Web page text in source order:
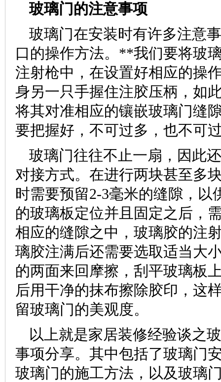
玻璃门的注意事项
玻璃门在安装时有许多注意
口的操作方法。**我们要将玻
注射枪中，在设置好相应的操
身另一只手握住注胶压柄，如
将其对准相应的镶嵌玻璃门缝
要把握好，不可过多，也不可
玻璃门往往不止一扇，因此
对接方式。在进行两块甚至多
时需要预留2-3毫米的缝隙，以
的玻璃板定位并且固定之后，
相应的缝隙之中，玻璃胶的注
璃胶注满后还需要选取适当大
的两面来回摩擦，刮平玻璃板
后用干净的抹布擦除胶印，这
留玻璃门的美观度。
以上就是家居装修经验谈之
事项分享。其中包括了玻璃门
玻璃门的施工方法，以及玻璃